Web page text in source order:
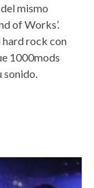
mismo
of Works’.
hard rock con
1000mods
sonido.